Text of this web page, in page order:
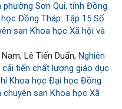
Sơn Qui, tỉnh Đồng
Đồng Tháp: Tập 15 Số
san Khoa học Xã hội và
Lê Tiến Duẩn, Nghiên
tiến chất lượng giáo dục
Khoa học Đại học Đồng
chuyên san Khoa học Xã